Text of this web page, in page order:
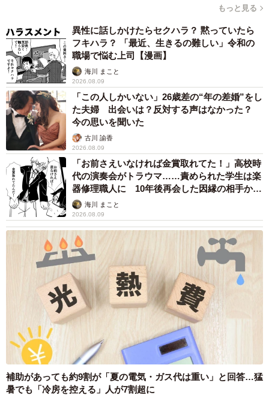
病院に運ばれ、治療を受ける猫（「アニマルレスキューたんぽぽ」さん
提供、Xよりキャプチャ撮影）
保護団体「ペットを置き去りにする行為は、故意
に餓死させる気だったことは明らか」
また、猫が置き去りになった部屋には飼い主が飲食したと
思われる酒の空き缶や食べ残しなどは落ちていたものの猫
用のフードやグッズなどは一切なく、「飼い主が住んでい
た時から飼育放棄をしていたことは明らか」と本田さんは
訴えます。
「飼い主がいないと生きていけないこと、それ以前に水分
やご飯がないと死ぬことは飼い主は当然、分かっているは
ず。それで置き去りにする行為は故意に餓死させる気だっ
たことは明らか。熱中症になることも当然分かることで、
死んでも構わないと思っていたのでしょう。この子に愛情
のかけらもない非人道的な行為です。それが平気でできる
飼い主だからこそ一緒にいる時から世話もせず飼育放棄を
していたのだと思われます。
このようなことがあるたび、私たちは保護するだけではダ
メだと感じます。飼い主の尻拭いだけにならず必ず警察に
通報して事件として扱ってもらえるよう働きかけ、また警
もっと見る
異性に話しかけたらセクハラ？ 黙っていたら
フキハラ？ 「最近、生きるの難しい」令和の
職場で悩む上司【漫画】
海川 まこと
2026.08.09
「この人しかいない」26歳差の“年の差婚”をし
た夫婦 出会いは？反対する声はなかった？
今の思いを聞いた
古川 諭香
2026.08.09
「お前さえいなければ金賞取れてた！」高校時
代の演奏会がトラウマ……責められた学生は楽
器修理職人に 10年後再会した因縁の相手から
思わぬ申し出【漫画】
海川 まこと
2026.08.09
補助があっても約9割が「夏の電気・ガス代は重い」と回答…猛
暑でも「冷房を控える」人が7割超に